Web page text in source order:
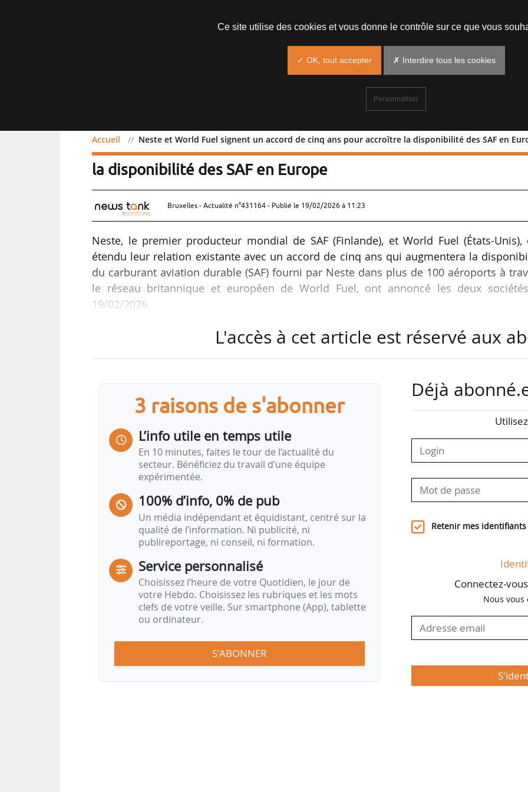
Accueil Neste et World Fuel signent un accord de cinq ans pour accroître la disponibilité des SAF en
Neste et World Fuel signent un accord de cinq ans pour
la disponibilité des SAF en Europe
Bruxelles - Actualité n°431164 - Publié le 19/02/2026 à 11:23
Neste, le premier producteur mondial de SAF (Finlande), et World Fuel (États-Unis),
étendu leur relation existante avec un accord de cinq ans qui augmentera la
du carburant aviation durable (SAF) fourni par Neste dans plus de 100 aéroports à
le réseau britannique et européen de World Fuel, ont annoncé les deux
19/02/2026.
L’accord s’appuie sur une collaboration de longue date entre les deux sociétés,
d’approvisionnement en SAF de Neste. Cela inclut la raffinerie de carburants
de Neste à Rotterdam, actuellement capable de produire jusqu’à 500 Mt de SAF par an.
« En combinant notre vaste réseau européen avec la production croissante de SAF
Neste, nous renforçons la base d’approvisionnement, alors que les
réglementaires s’accélèrent dans toute la région. Cet accord renforce notre
fournir un accès cohérent et croissant au SAF là où il est le…
L'accès à cet article est réservé aux
3 raisons de s'abonner
L’info utile en temps utile
En 10 minutes, faites le tour de l’actualité du
secteur. Bénéficiez du travail d’une équipe
expérimentée.
100% d’info, 0% de pub
Un média indépendant et équidistant, centré sur la
qualité de l’information. Ni publicité, ni
publireportage, ni conseil, ni formation.
Service personnalisé
Choisissez l‘heure de votre Quotidien, le jour de
votre Hebdo. Choisissez les rubriques et les mots
clefs de votre veille. Sur smartphone (App), tablette
ou ordinateur.
S'ABONNER
Déjà
Retenir mes identifiants
Connectez-
Nous vous
Ce site utilise des cookies et vous donne le contrôle sur ce que vous
✓ OK, tout accepter ✗ Interdire tous les cookies
Personnaliser